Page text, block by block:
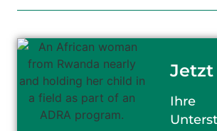
Jetzt
Ihre